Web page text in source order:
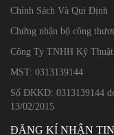
Chính Sách Và Qui Định
Chứng nhận bộ công
Công Ty TNHH Kỹ
MST: 0313139144
Số ĐKKD: 0313139144
13/02/2015
ĐĂNG KÍ NHẬN TIN